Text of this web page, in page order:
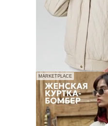
MARKETPLACE